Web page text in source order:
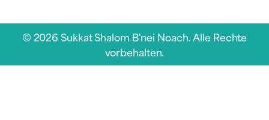
© 2026 Sukkat Shalom B'nei Noach. Alle Rechte
vorbehalten.